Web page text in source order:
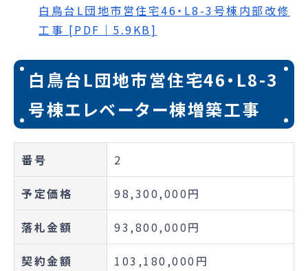
白鳥台L団地市営住宅46・L8-3号棟内部改修
工事 [PDF｜5.9KB]
白鳥台L団地市営住宅46・L8-3
号棟エレベーター棟増築工事
番号 2
予定価格 98,300,000円
落札金額 93,800,000円
契約金額 103,180,000円